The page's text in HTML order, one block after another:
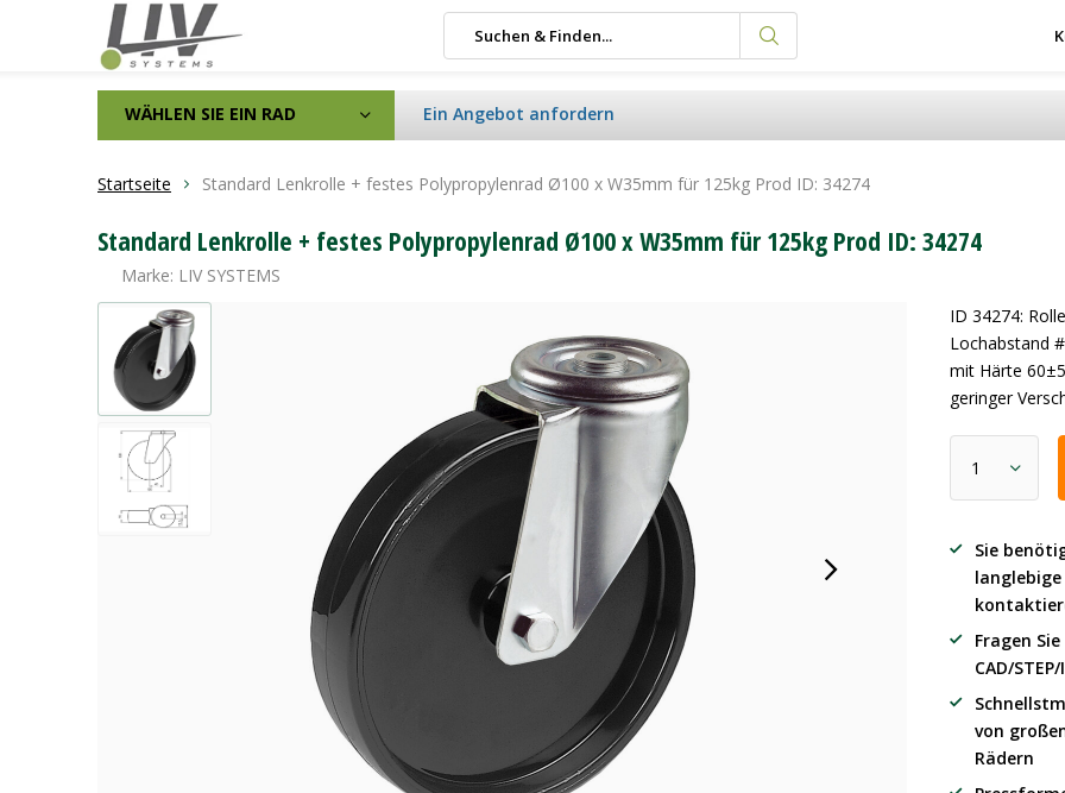
WÄHLEN SIE EIN RAD Ein Angebot anfordern
Startseite Standard Lenkrolle + festes Polypropylenrad Ø100 x W35mm für 125kg Prod ID: 34274
Standard Lenkrolle + festes Polypropylenrad Ø100 x W35mm für 125kg Prod ID: 34274
Marke: LIV SYSTEMS
ID 34274:
Lochabstand
mit Härte
geringer
Sie
langlebige
Fragen
CAD/
von
Rädern